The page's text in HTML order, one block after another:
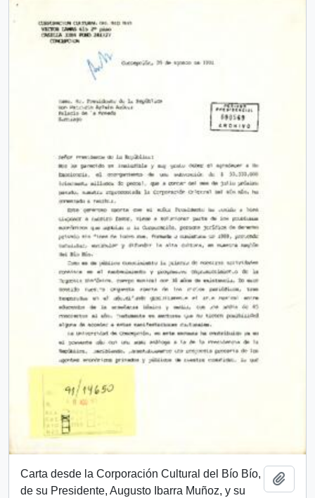
Carta desde la Corporación Cultural del Bío Bío,
de su Presidente, Augusto Ibarra Muñoz, y su